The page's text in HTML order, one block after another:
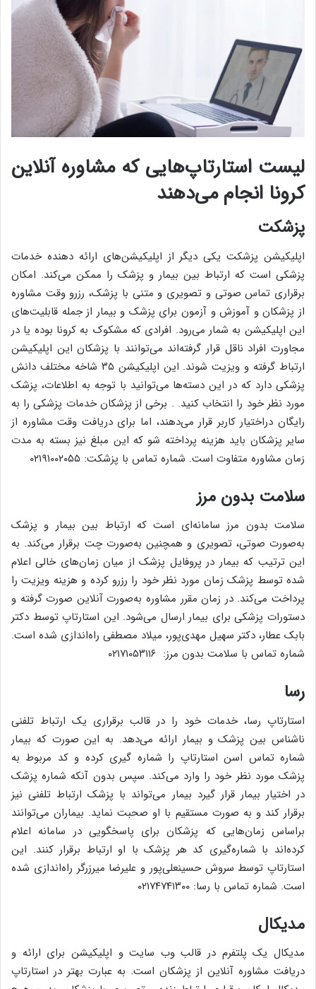
لیست استارتاپ‌هایی که مشاوره آنلاین
کرونا انجام می‌دهند
پزشکت
اپلیکیشن پزشکت یکی دیگر از اپلیکیشن‌های ارائه دهنده خدمات
پزشکی است که ارتباط بین بیمار و پزشک را ممکن می‌کند. امکان
برقراری تماس صوتی و تصویری و متنی با پزشک، رزرو وقت مشاوره
از پزشکان و آموزش و آزمون برای پزشک و بیمار از جمله قابلیت‌های
این اپلیکیشن به شمار می‌رود. افرادی که مشکوک به کرونا بوده یا در
مجاورت افراد ناقل قرار گرفته‌اند می‌توانند با پزشکان این اپلیکیشن
ارتباط گرفته و ویزیت شوند. این اپلیکیشن ۳۵ شاخه مختلف دانش
پزشکی دارد که در این دسته‌ها می‌توانید با توجه به اطلاعات، پزشک
مورد نظر خود را انتخاب کنید. . برخی از پزشکان خدمات پزشکی را به
رایگان دراختیار کاربر قرار می‌دهند، اما برای دریافت وقت مشاوره از
سایر پزشکان باید هزینه پرداخته شو که این مبلغ نیز بسته به مدت
زمان مشاوره متفاوت است. شماره تماس با پزشکت: ۰۲۱۹۱۰۰۲۰۵۵
سلامت بدون مرز
سلامت بدون مرز سامانه‌ای است که ارتباط بین بیمار و پزشک
به‌صورت صوتی، تصویری و همچنین به‌صورت چت برقرار می‌کند. به
این ترتیب که بیمار در پروفایل پزشک از میان زمان‌های خالی اعلام
شده توسط پزشک زمان مورد نظر خود را رزرو کرده و هزینه ویزیت را
پرداخت می‌کند. در زمان مقرر مشاوره به‌صورت آنلاین صورت گرفته و
دستورات پزشکی برای بیمار ارسال می‌شود. این استارتاپ توسط دکتر
بابک عطار، دکتر سهیل مهدی‌پور، میلاد مصطفی راه‌اندازی شده است.
شماره تماس با سلامت بدون مرز: ۰۲۱۷۱۰۵۳۱۱۶
رسا
استارتاپ رسا، خدمات خود را در قالب برقراری یک ارتباط تلفنی
ناشناس بین پزشک و بیمار ارائه می‌دهد. به این صورت که بیمار
شماره تماس اسن استارتاپ را شماره گیری کرده و کد مربوط به
پزشک مورد نظر خود را وارد می‌کند. سپس بدون آنکه شماره پزشک
در اختیار بیمار قرار گیرد بیمار می‌تواند با پزشک ارتباط تلفنی نیز
برقرار کند و به صورت مستقیم با او صحبت نماید. بیماران می‌توانند
براساس زمان‌هایی که پزشکان برای پاسخگویی در سامانه اعلام
کرده‌اند با شماره‌گیری کد هر پزشک با او ارتباط برقرار کنند. این
استارتاپ توسط سروش حسینعلی‌پور و علیرضا میرزرگر راه‌اندازی شده
است. شماره تماس با رسا: ۰۲۱۷۴۷۴۱۳۰۰
مدیکال
مدیکال یک پلتفرم در قالب وب سایت و اپلیکیشن برای ارائه و
دریافت مشاوره آنلاین از پزشکان است. به عبارت بهتر در استارتاپ